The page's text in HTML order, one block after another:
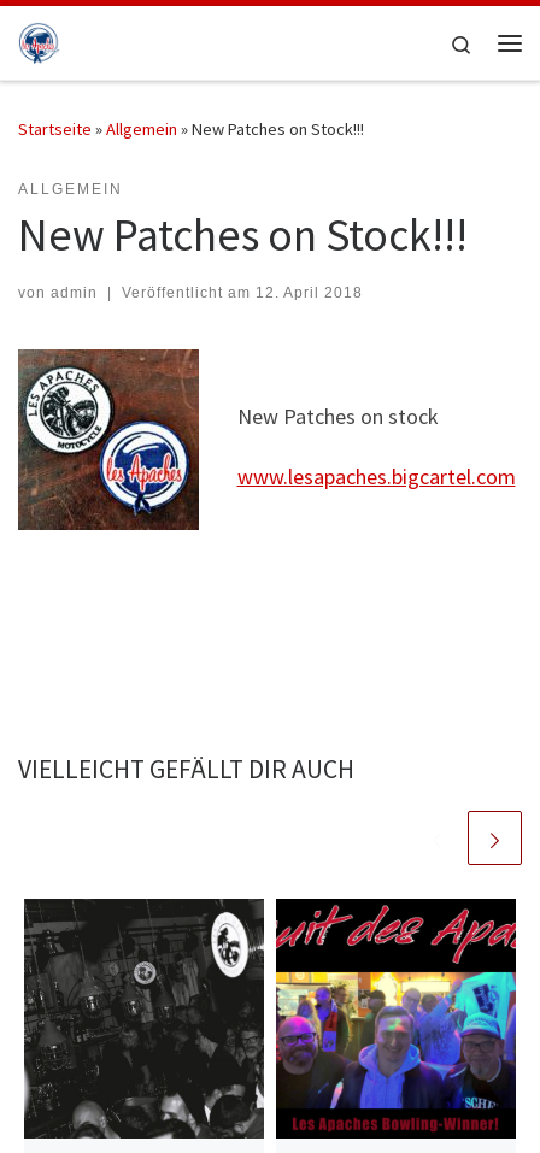
Zum Inhalt springen
Search
Startseite »Allgemein »New Patches on Stock!!!
ALLGEMEIN
New Patches on Stock!!!
von admin | Veröffentlicht am 12. April 2018
New Patches on stock
www.lesapaches.bigcartel.com
VIELLEICHT GEFÄLLT DIR AUCH